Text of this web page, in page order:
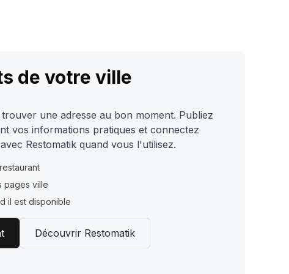
de votre ville
trouver une adresse au bon moment. Publiez
vos informations pratiques et connectez
Restomatik quand vous l'utilisez.
pages ville
il est disponible
Découvrir Restomatik